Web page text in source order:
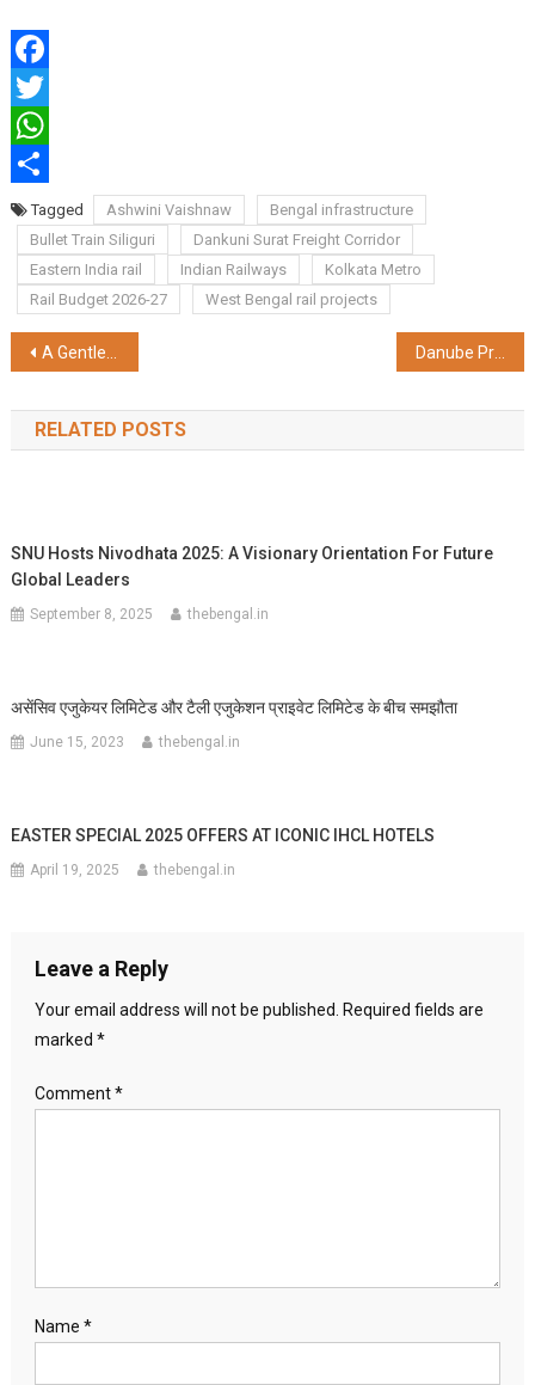
Facebook
Twitter
WhatsApp
ShareTagged Ashwini Vaishnaw
Bengal infrastructure
Bullet Train Siliguri
Dankuni Surat Freight Corridor
Eastern India rail
Indian Railways
Kolkata Metro
Rail Budget 2026-27
West Bengal rail projects
Post
navigation
A Gentler Way to Treat a Leaking Heart Valve Danube Properties and Rizwan Sajan Announces Cricket Legend Brett Lee as Global Ambassador to Amplify International Presence
RELATED POSTS
SNU Hosts Nivodhata 2025: A Visionary Orientation For Future
Global Leaders
September 8, 2025 thebengal.in
असेंसिव एजुकेयर लिमिटेड और टैली एजुकेशन प्राइवेट लिमिटेड के बीच समझौता
June 15, 2023 thebengal.in
EASTER SPECIAL 2025 OFFERS AT ICONIC IHCL HOTELS
April 19, 2025 thebengal.in
Leave a Reply
Your email address will not be published.
Required fields are
marked *
Comment*
Name *